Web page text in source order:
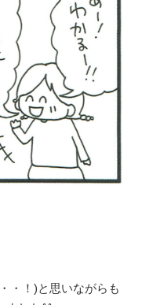
・！)と思いながらも